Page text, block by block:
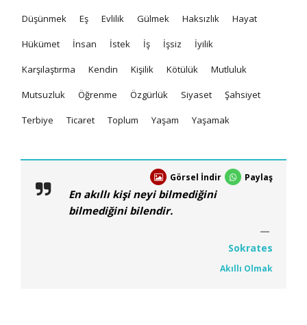
Düşünmek Eş Evlilik Gülmek Haksızlık Hayat
Hükümet İnsan İstek İş İşsiz İyilik
Karşılaştırma Kendin Kişilik Kötülük Mutluluk
Mutsuzluk Öğrenme Özgürlük Siyaset Şahsiyet
Terbiye Ticaret Toplum Yaşam Yaşamak
Görsel İndir Paylaş
En akıllı kişi neyi bilmediğini
bilmediğini bilendir.
Sokrates
Akıllı Olmak